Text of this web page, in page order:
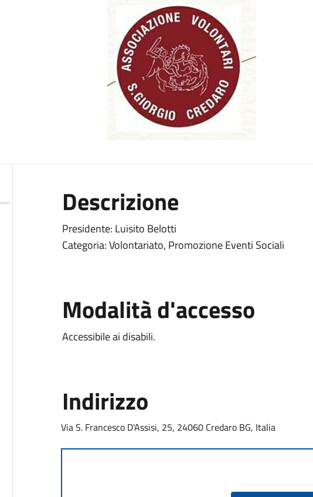
Descrizione
Presidente: Luisito Belotti
Categoria: Volontariato, Promozione Eventi Sociali
Modalità d'accesso
Accessibile ai disabili.
Indirizzo
Via S. Francesco D'Assisi, 25, 24060 Credaro BG, Italia